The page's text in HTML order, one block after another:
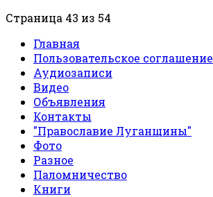
Страница 43 из 54
Главная
Пользовательское соглашение
Аудиозаписи
Видео
Объявления
Контакты
"Православие Луганщины"
Фото
Разное
Паломничество
Книги